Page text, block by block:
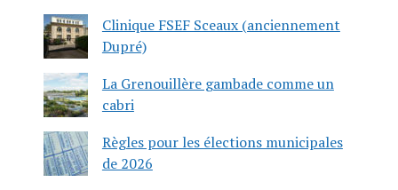
Clinique FSEF Sceaux (anciennement
Dupré)
La Grenouillère gambade comme un
cabri
Règles pour les élections municipales
de 2026